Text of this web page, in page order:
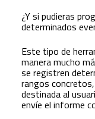
¿Y si pudieras
determinados
Este tipo de
manera mucho
se registren
rangos
destinada al
envíe el informe